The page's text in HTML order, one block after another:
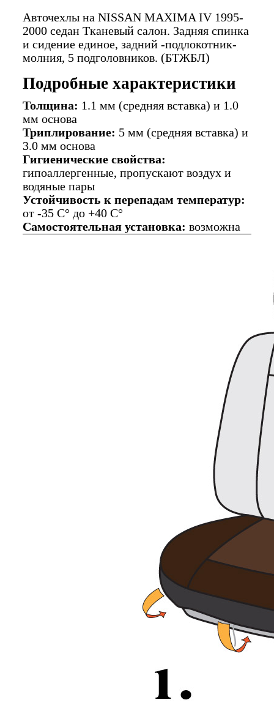
Авточехлы на NISSAN MAXIMA IV 1995-
2000 седан Тканевый салон. Задняя спинка
и сидение единое, задний -подлокотник-
молния, 5 подголовников. (БТЖБЛ)
Подробные характеристики
Толщина: 1.1 мм (средняя вставка) и 1.0
мм основа
Триплирование: 5 мм (средняя вставка) и
3.0 мм основа
Гигиенические свойства:
гипоаллергенные, пропускают воздух и
водяные пары
Устойчивость к перепадам температур:
от -35 C° до +40 C°
Самостоятельная установка: возможна